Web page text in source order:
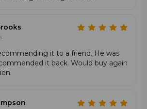
moderno sem excessos.
it to a friend. He was
it back. Would buy again